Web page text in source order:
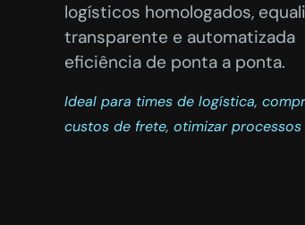
logísticos homologados,
transparente e automatizada
eficiência de ponta a ponta.
Ideal para times de logística,
custos de frete, otimizar